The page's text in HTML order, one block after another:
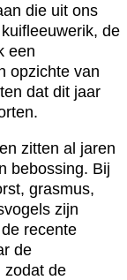
die uit ons
de
een
opzichte van
dat dit jaar
zitten al jaren
bebossing. Bij
grasmus,
zijn
recente
de
zodat de